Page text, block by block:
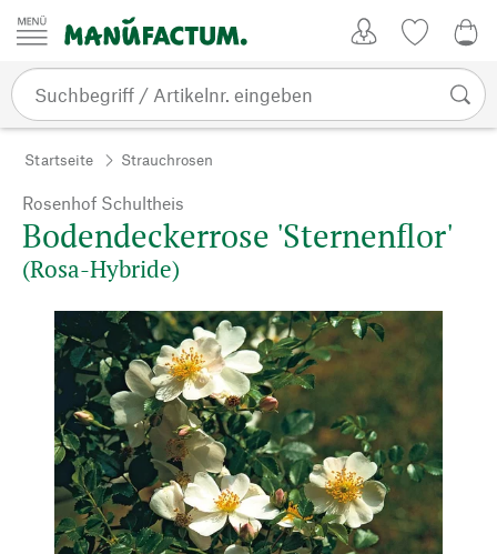
Zum Inhalt springen
Startseite Strauchrosen
Rosenhof Schultheis
Bodendeckerrose 'Sternenflor'
(Rosa-Hybride)